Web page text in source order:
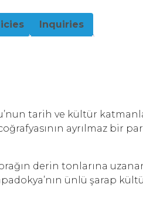
Inquiries
tarih ve kültür
ayrılmaz bir
derin tonlarına
ünlü şarap